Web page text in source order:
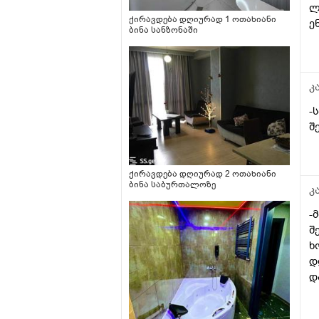
ქირავდება დღიურად 1 ოთახიანი
ბინა სანზონაში
ქირავდება დღიურად 2 ოთახიანი
ბინა საბურთალოზე
-
-